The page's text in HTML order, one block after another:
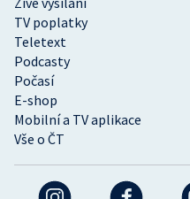
TV poplatky
Teletext
Podcasty
Počasí
E-shop
Mobilní a TV aplikace
Vše o ČT